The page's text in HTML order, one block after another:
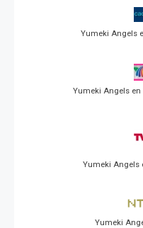
Yumeki Angels
Yumeki Angels en
Yumeki Angels
Yumeki